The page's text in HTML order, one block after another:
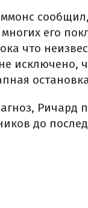
его
что
исключено,
Ричард
до